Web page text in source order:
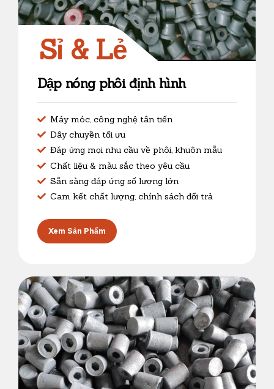
Sỉ & Lẻ
Dập nóng phôi định hình
Máy móc, công nghệ tân tiến
Dây chuyền tối ưu
Đáp ứng mọi nhu cầu về phôi, khuôn mẫu
Chất liệu & màu sắc theo yêu cầu
Sẵn sàng đáp ứng số lượng lớn
Cam kết chất lượng, chính sách đổi trả
Xem Sản Phẩm